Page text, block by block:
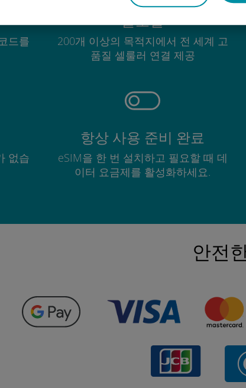
드를
글로벌
200개 이상의 목적지에서 전 세계 고
품질 셀룰러 연결 제공
없습
항상 사용 준비 완료
eSIM을 한 번 설치하고 필요할 때 데
이터 요금제를 활성화하세요.
안전